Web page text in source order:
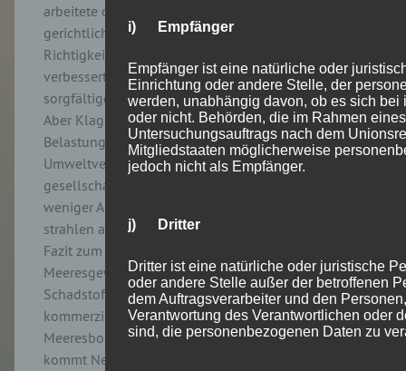
arbeitete der Referent heraus, dass zwar die
gerichtliche Kontrolle die materielle
Richtigkeitsgewähr behördlicher Entscheidungen
verbessert und dass bei möglichen Klagen eine
sorgfältigere Prüfung durch die Behörden erfolgt.
Aber Klagen stellen personelle und finanzielle
Belastungen für die ehrenamtlich strukturierten
Umweltvereinigungen dar. Und die veränderten
gesellschaftlichen Rahmenbedingungen mit
weniger Aufmerksamkeit auf den Umweltschutz
strahlen auf die Gerichtsverfahren aus. In seinem
Fazit zum aktuellen Zustand der deutschen
Meeresgewässer, in dem unter anderem die
Schadstoffkonzentrationen, der Meeresmüll,
kommerzielle Fischbestände und Störungen des
Meeresbodens in den Blick genommen wurden,
kommt Nebelsiek zu dem Schluss, dass die
i) Empfänger
Empfänger ist eine natürliche oder
Einrichtung oder andere Stelle, der
werden, unabhängig davon, ob es sich bei
oder nicht. Behörden, die im Rahmen
Untersuchungsauftrags nach dem
Mitgliedstaaten möglicherweise
jedoch nicht als Empfänger.
j) Dritter
Dritter ist eine natürliche oder juristische
oder andere Stelle außer der betroffenen
dem Auftragsverarbeiter und den
Verantwortung des Verantwortlichen oder
sind, die personenbezogenen Daten zu